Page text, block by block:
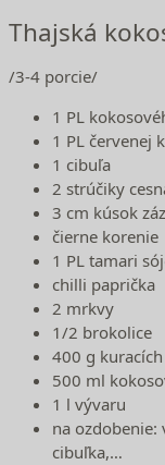
Thajská
/3-4 porcie/
1 PL
1 PL červenej
1 cibuľa
2 strúčiky
3 cm kúsok
čierne korenie
1 PL tamari
chilli paprička
2 mrkvy
1/2 brokolice
400 g
500 ml
1 l vývaru
na
cibuľka,…